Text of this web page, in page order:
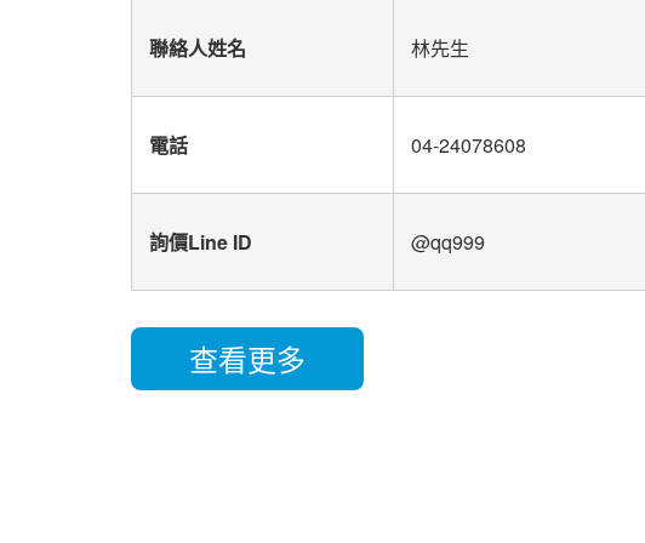
聯絡人姓名 林先生
電話 04-24078608
詢價Line ID @qq999
查看更多